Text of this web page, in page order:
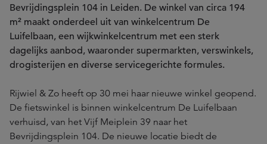
Bevrijdingsplein 104 in Leiden. De winkel van circa 194
m² maakt onderdeel uit van winkelcentrum De
Luifelbaan, een wijkwinkelcentrum met een sterk
dagelijks aanbod, waaronder supermarkten, verswinkels,
drogisterijen en diverse servicegerichte formules.
Rijwiel & Zo heeft op 30 mei haar nieuwe winkel geopend.
De fietswinkel is binnen winkelcentrum De Luifelbaan
verhuisd, van het Vijf Meiplein 39 naar het
Bevrijdingsplein 104. De nieuwe locatie biedt de